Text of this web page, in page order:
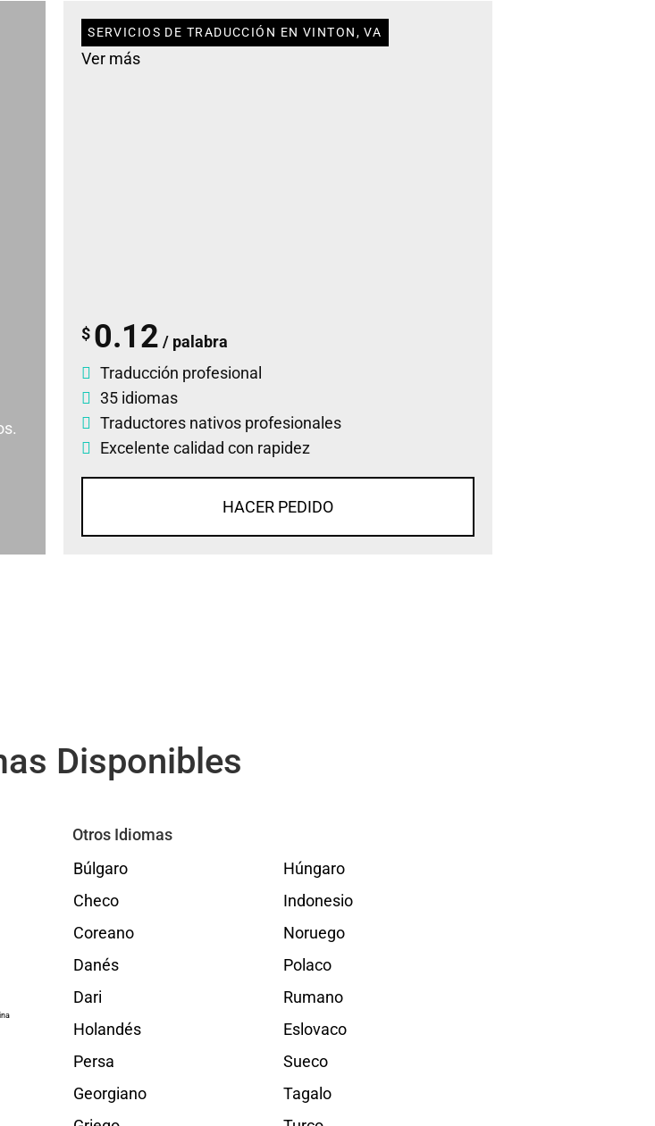
SERVICIOS DE TRADUCCIÓN EN VINTON, VA
Ver más
$ 0.12 / palabra
Traducción profesional
35 idiomas
Traductores nativos profesionales
Excelente calidad con rapidez
HACER PEDIDO
Disponibles
Otros Idiomas
Búlgaro
Checo
Coreano
Danés
Dari
Holandés
Persa
Georgiano
Húngaro
Indonesio
Noruego
Polaco
Rumano
Eslovaco
Sueco
Tagalo